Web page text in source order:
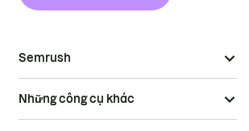
Semrush
Những công cụ khác